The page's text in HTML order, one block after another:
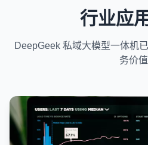
行业应
DeepGeek 私域大模型一体机
务价值